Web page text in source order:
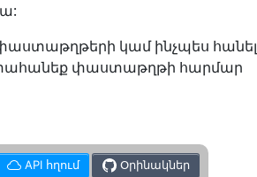
կամ ինչպես հանել
փաստաթղթի հարմար
API հղում Օրինակներ